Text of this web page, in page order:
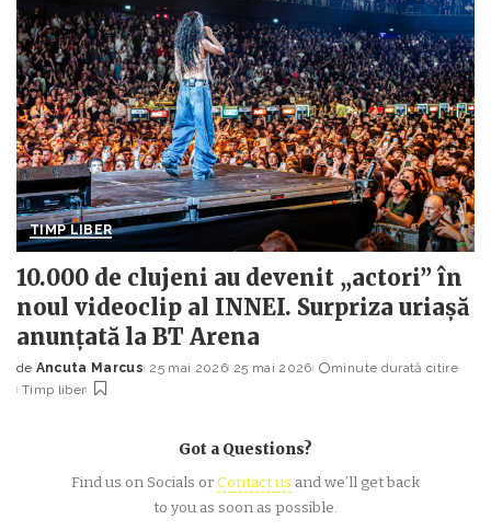
TIMP LIBER
10.000 de clujeni au devenit „actori” în
noul videoclip al INNEI. Surpriza uriașă
anunțată la BT Arena
Posted
by
de Ancuta Marcus 25 mai 2026 25 mai 2026
minute durată citire
Timp liber
Got a Questions?
Find us on Socials orContact us and we’ll get back
to you as soon as possible.